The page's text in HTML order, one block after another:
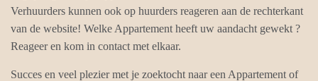
Verhuurders kunnen ook op huurders reageren aan de rechterkant
van de website! Welke Appartement heeft uw aandacht gewekt ?
Reageer en kom in contact met elkaar.
Succes en veel plezier met je zoektocht naar een Appartement of